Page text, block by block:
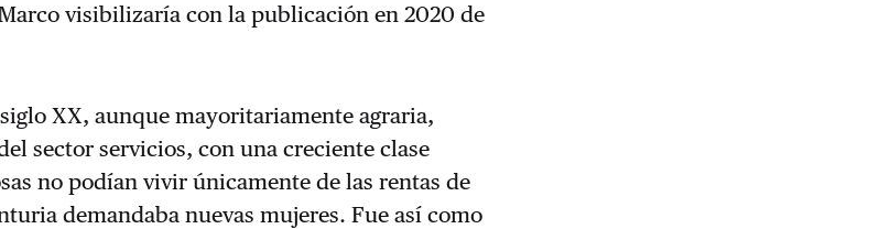
visibilizaría con la publicación en 2020 de
XX, aunque mayoritariamente agraria,
sector servicios, con una creciente clase
no podían vivir únicamente de las rentas de
demandaba nuevas mujeres. Fue así como